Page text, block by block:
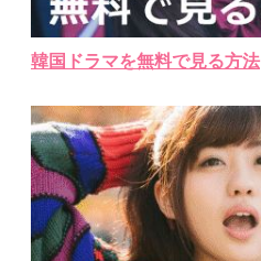
韓国ドラマを無料で見る方法